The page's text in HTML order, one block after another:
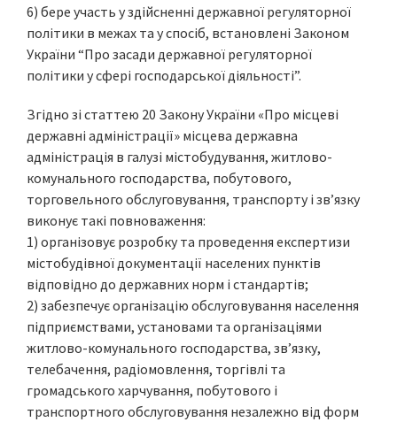
6) бере участь у здійсненні державної регуляторної
політики в межах та у спосіб, встановлені Законом
України “Про засади державної регуляторної
політики у сфері господарської діяльності”.
Згідно зі статтею 20 Закону України «Про місцеві
державні адміністрації» місцева державна
адміністрація в галузі містобудування, житлово-
комунального господарства, побутового,
торговельного обслуговування, транспорту і зв’язку
виконує такі повноваження:
1) організовує розробку та проведення експертизи
містобудівної документації населених пунктів
відповідно до державних норм і стандартів;
2) забезпечує організацію обслуговування населення
підприємствами, установами та організаціями
житлово-комунального господарства, зв’язку,
телебачення, радіомовлення, торгівлі та
громадського харчування, побутового і
транспортного обслуговування незалежно від форм